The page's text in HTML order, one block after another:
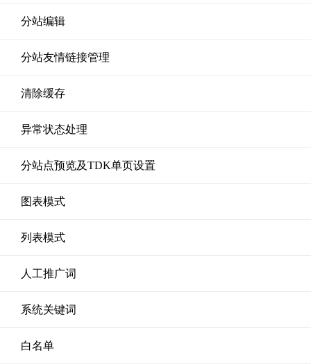
分站编辑
分站友情链接管理
清除缓存
异常状态处理
分站点预览及TDK单页设置
图表模式
列表模式
人工推广词
系统关键词
白名单